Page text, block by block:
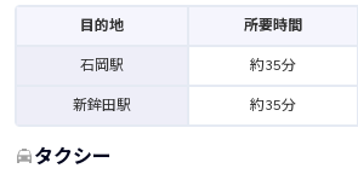
目的地 所要時間
石岡駅 約35分
新鉾田駅 約35分
タクシー